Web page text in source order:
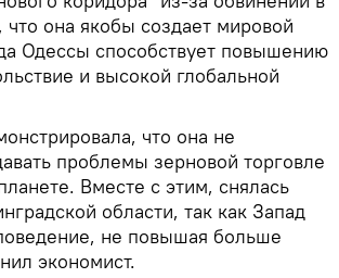
что она якобы создает мировой
Одессы способствует повышению
и высокой глобальной
что она не
проблемы зерновой торговле
Вместе с этим, снялась
области, так как Запад
не повышая больше
экономист.